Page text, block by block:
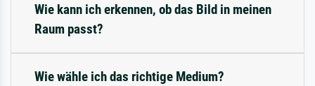
Wie kann ich erkennen, ob das Bild in meinen
Raum passt?
Wie wähle ich das richtige Medium?